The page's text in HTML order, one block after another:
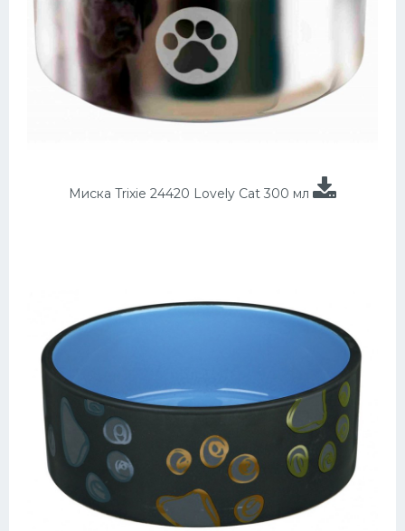
Миска Trixie 24420 Lovely Cat 300 мл